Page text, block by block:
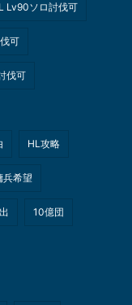
Lv90ソロ討伐可
可
伐可
HL攻略
兵希望
10億団